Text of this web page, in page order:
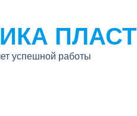
ПЛАСТ
успешной работы